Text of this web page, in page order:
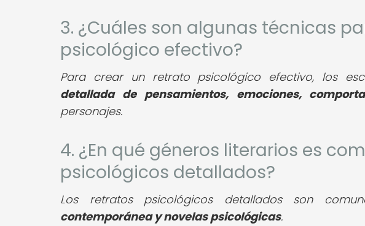
3. ¿Cuáles son algunas técnicas
psicológico efectivo?
Para crear un retrato psicológico efectivo, los
detallada de pensamientos, emociones,
personajes.
4. ¿En qué géneros literarios es
psicológicos detallados?
Los retratos psicológicos detallados son
contemporánea y novelas psicológicas.